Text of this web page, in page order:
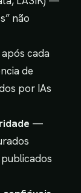
não
após cada
de
por IAs
—